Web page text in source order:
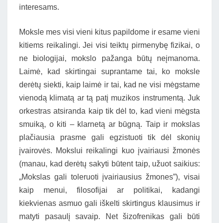
interesams.
Moksle mes visi vieni kitus papildome ir esame vieni
kitiems reikalingi. Jei visi teiktų pirmenybę fizikai, o
ne biologijai, mokslo pažanga būtų neįmanoma.
Laimė, kad skirtingai suprantame tai, ko moksle
derėtų siekti, kaip laimė ir tai, kad ne visi mėgstame
vienodą klimatą ar tą patį muzikos instrumentą. Juk
orkestras atsiranda kaip tik dėl to, kad vieni mėgsta
smuiką, o kiti – klarnetą ar būgną. Taip ir mokslas
plačiausia prasme gali egzistuoti tik dėl skonių
įvairovės. Mokslui reikalingi kuo įvairiausi žmonės
(manau, kad derėtų sakyti būtent taip, užuot saikius:
„Mokslas gali toleruoti įvairiausius žmones”), visai
kaip menui, filosofijai ar politikai, kadangi
kiekvienas asmuo gali iškelti skirtingus klausimus ir
matyti pasaulį savaip. Net šizofrenikas gali būti